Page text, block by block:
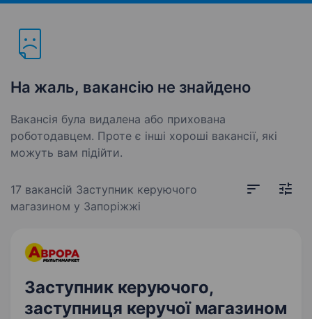
На жаль, вакансію не знайдено
Вакансія була видалена або прихована
роботодавцем. Проте є інші хороші вакансії, які
можуть вам підійти.
17 вакансій Заступник керуючого
магазином у Запоріжжі
Заступник керуючого,
заступниця керучої магазином